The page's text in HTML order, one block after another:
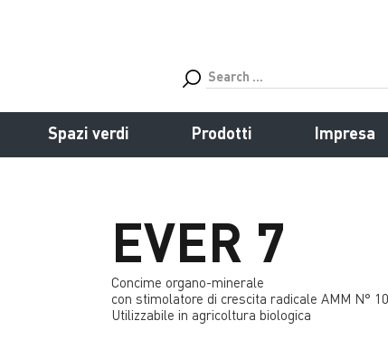
Spazi verdi Prodotti Impresa
EVER 7
Concime organo-minerale
con stimolatore di crescita radicale AMM N°
Utilizzabile in agricoltura biologica